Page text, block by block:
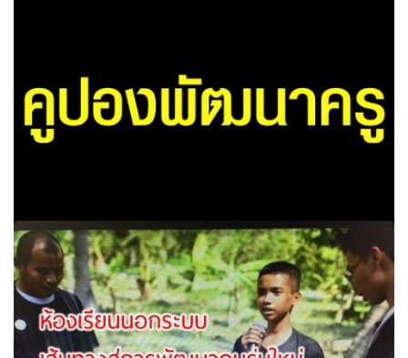
แจกคูปองพัฒนาครูแค่เริ่มต้นก็ป่วนแล้ว แพง-ทิ้งงาน-เลื่อน-
ยกเลิกไม่แจ้งก่อน